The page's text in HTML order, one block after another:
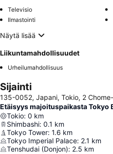
Televisio
Ilmastointi
Näytä lisää
Liikuntamahdollisuudet
Urheilumahdollisuus
Sijainti
135-0052, Japani, Tokio, 2
Etäisyys majoituspaikasta Tokyo
Tokio: 0 km
Shimbashi: 0.1 km
Tokyo Tower: 1.6 km
Tokyo Imperial Palace: 2.1 km
Tenshudai (Donjon): 2.5 km